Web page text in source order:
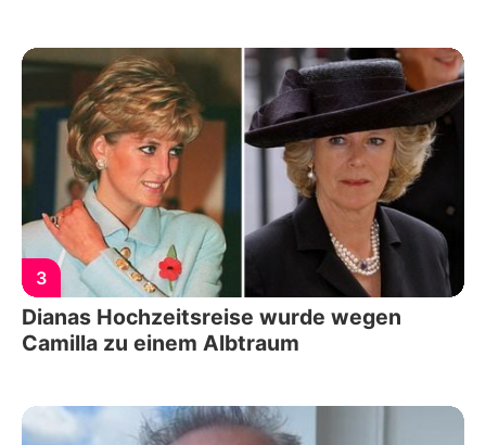
3
Dianas Hochzeitsreise wurde wegen
Camilla zu einem Albtraum